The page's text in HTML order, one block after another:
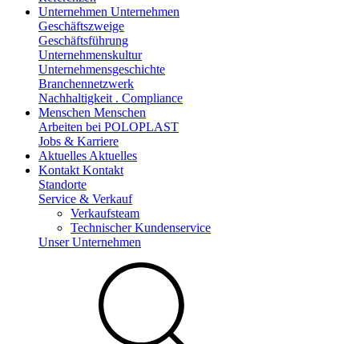
Unternehmen Unternehmen
Geschäftszweige
Geschäftsführung
Unternehmenskultur
Unternehmensgeschichte
Branchennetzwerk
Nachhaltigkeit . Compliance
Menschen Menschen
Arbeiten bei POLOPLAST
Jobs & Karriere
Aktuelles Aktuelles
Kontakt Kontakt
Standorte
Service & Verkauf
Verkaufsteam
Technischer Kundenservice
Unser Unternehmen